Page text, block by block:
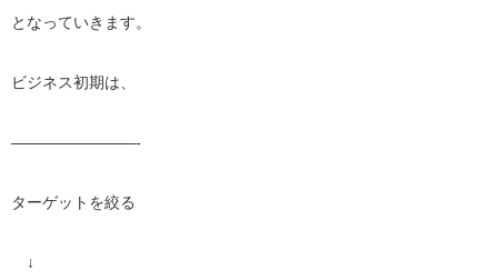
となっていきます。
ビジネス初期は、
————————-
ターゲットを絞る
↓